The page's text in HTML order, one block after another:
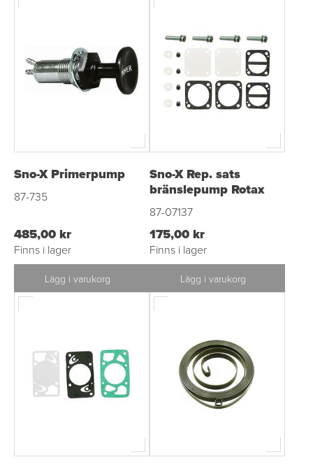
Sno-X Primerpump
87-735
485,00 kr
Finns i lager
Lägg i varukorg
Sno-X Rep. sats
bränslepump Rotax
87-07137
175,00 kr
Finns i lager
Lägg i varukorg